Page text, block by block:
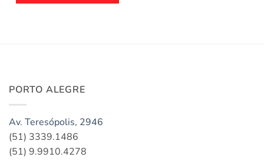
PORTO ALEGRE
Av. Teresópolis, 2946
(51) 3339.1486
(51) 9.9910.4278